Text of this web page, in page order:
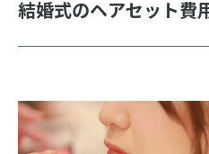
結婚式のヘアセット費